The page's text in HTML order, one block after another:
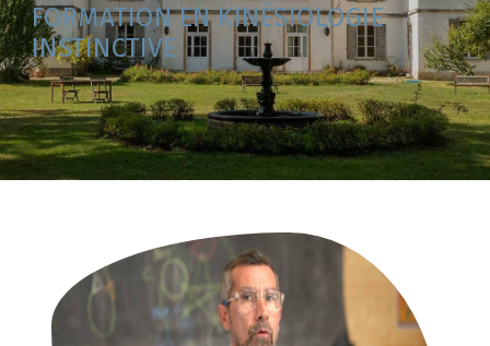
FORMATION EN KINÉSIOLOGIE
INSTINCTIVE